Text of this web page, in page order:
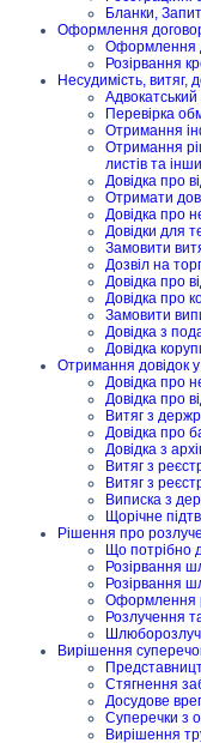
Бланки,
Оформлення
Оформлення
Розірвання
Несудимість, витяг,
Перевірка
Отримання
Отримання
листів та
Довідка про
Отримати
Довідка про
Довідки для
Замовити
Дозвіл на
Довідка про
Довідка про
Замовити
Довідка з
Довідка
Отримання довідок у
Довідка про
Довідка про
Витяг з
Довідка про
Довідка з
Витяг з
Витяг з
Виписка з
Щорічне
Рішення про
Що потрібно
Розірвання
Розірвання
Оформлення
Розлучення
Вирішення
Стягнення
Досудове
Суперечки з
Вирішення